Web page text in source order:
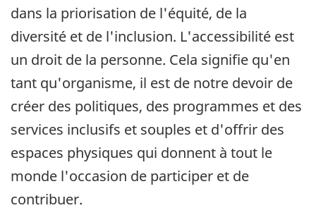
dans la priorisation de l'équité, de la
diversité et de l'inclusion. L'accessibilité est
un droit de la personne. Cela signifie qu'en
tant qu'organisme, il est de notre devoir de
créer des politiques, des programmes et des
services inclusifs et souples et d'offrir des
espaces physiques qui donnent à tout le
monde l'occasion de participer et de
contribuer.